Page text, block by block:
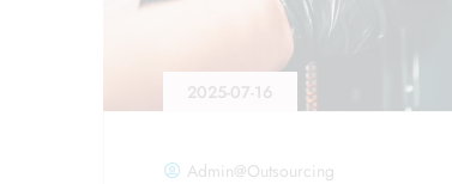
2025-07-16
Admin@outsourcing